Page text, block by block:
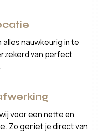
alles nauwkeurig in te
van perfect
voor een nette en
Zo geniet je direct van